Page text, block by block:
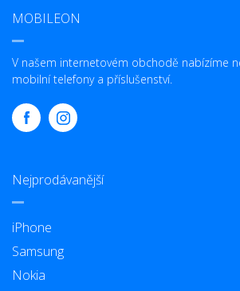
MOBILEON
V našem internetovém obchodě nabízíme
mobilní telefony a příslušenství.
Nejprodávanější
iPhone
Samsung
Nokia